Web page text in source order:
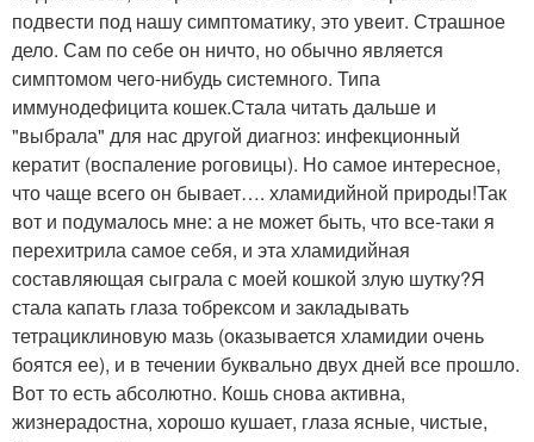
подвести под нашу симптоматику, это увеит. Страшное
дело. Сам по себе он ничто, но обычно является
симптомом чего-нибудь системного. Типа
иммунодефицита кошек.Стала читать дальше и
"выбрала" для нас другой диагноз: инфекционный
кератит (воспаление роговицы). Но самое интересное,
что чаще всего он бывает…. хламидийной природы!Так
вот и подумалось мне: а не может быть, что все-таки я
перехитрила самое себя, и эта хламидийная
составляющая сыграла с моей кошкой злую шутку?Я
стала капать глаза тобрексом и закладывать
тетрациклиновую мазь (оказывается хламидии очень
боятся ее), и в течении буквально двух дней все прошло.
Вот то есть абсолютно. Кошь снова активна,
жизнерадостна, хорошо кушает, глаза ясные, чистые,